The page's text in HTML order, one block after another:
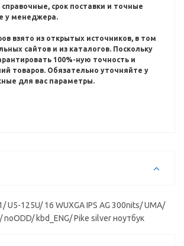
срок поставки и точные
у менеджера.
взято из открытых источников, в том
сайтов и из каталогов. Поскольку
100%-ную точность и
товаров. Обязательно уточняйте у
для вас параметры.
U5-125U/ 16 WUXGA IPS AG 300nits/ UMA/
noODD/ kbd_ENG/ Pike silver ноутбук